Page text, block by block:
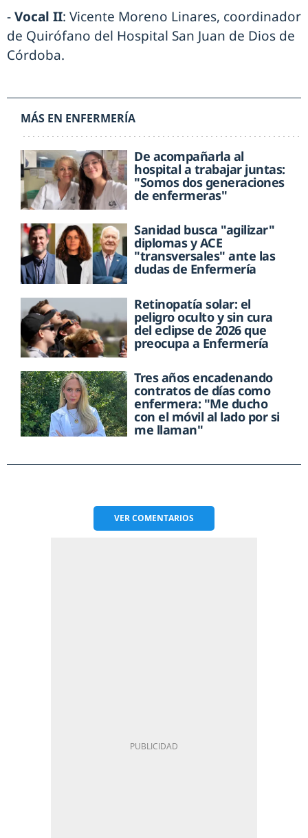
-Vocal II: Vicente Moreno Linares, coordinador
de Quirófano del Hospital San Juan de Dios de
Córdoba.
MÁS EN ENFERMERÍA
De acompañarla al
hospital a trabajar juntas:
"Somos dos generaciones
de enfermeras"
Sanidad busca "agilizar"
diplomas y ACE
"transversales" ante las
dudas de Enfermería
Retinopatía solar: el
peligro oculto y sin cura
del eclipse de 2026 que
preocupa a Enfermería
Tres años encadenando
contratos de días como
enfermera: "Me ducho
con el móvil al lado por si
me llaman"
VERCOMENTARIOS